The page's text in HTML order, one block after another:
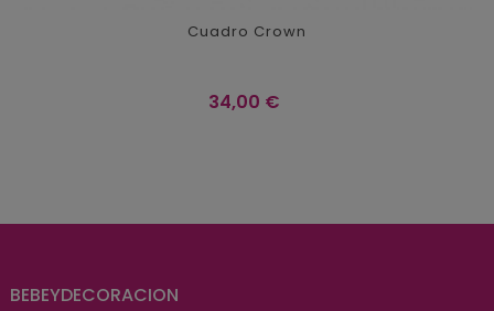
Cuadro Crown
Precio
34,00 €
BEBEYDECORACION